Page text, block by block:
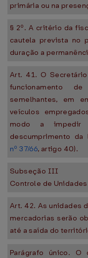
primária ou na
§ 2º. A critério da
cautela prevista no
duração a
Art. 41. O
funcionamento
semelhantes, em
veículos
modo a
descumprimento da
nº 37/66, artigo 40).
Subseção III
Controle de
Art. 42. As unidades
mercadorias serão
até a saída do
Parágrafo único.